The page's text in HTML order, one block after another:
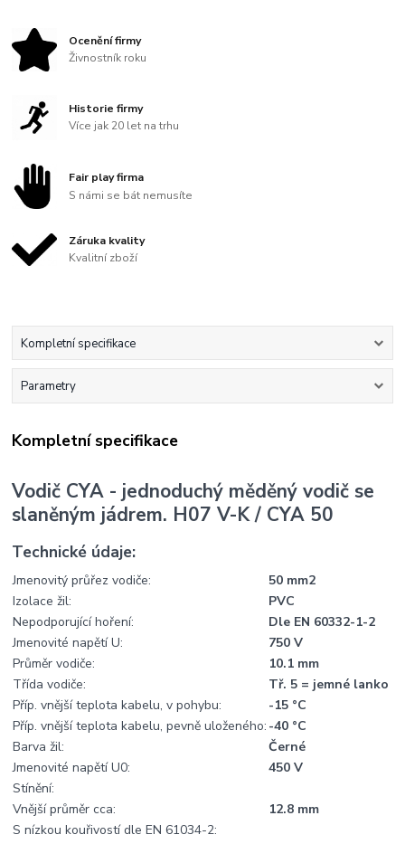
Ocenění firmy
Živnostník roku
Historie firmy
Více jak 20 let na trhu
Fair play firma
S námi se bát nemusíte
Záruka kvality
Kvalitní zboží
Kompletní specifikace
Parametry
Kompletní specifikace
Vodič CYA - jednoduchý měděný vodič se
slaněným jádrem. H07 V-K / CYA 50
Technické údaje:
Jmenovitý průřez vodiče:
50 mm2
Izolace žil:
PVC
Nepodporující hoření:
Dle EN 60332-1-2
Jmenovité napětí U:
750 V
Průměr vodiče:
10.1 mm
Třída vodiče:
Tř. 5 = jemné lanko
Příp. vnější teplota kabelu, v pohybu:
-15 °C
Příp. vnější teplota kabelu, pevně uloženého: -40 °C
Barva žil:
Černé
Jmenovité napětí U0:
450 V
Stínění:
Vnější průměr cca:
12.8 mm
S nízkou kouřivostí dle EN 61034-2: